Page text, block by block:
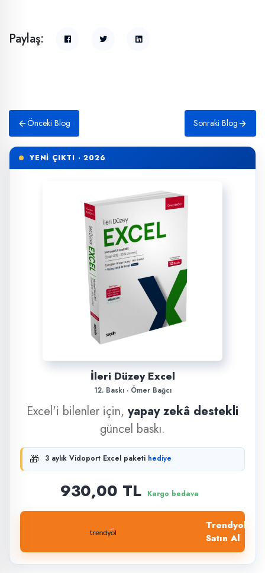
Paylaş:
Önceki Blog Sonraki Blog
YENİ ÇIKTI · 2026
İleri Düzey Excel
12. Baskı · Ömer Bağcı
Excel'i bilenler için, yapay zekâ destekli
güncel baskı.
🎁 3 aylık Vidoport Excel paketi hediye
930,00 TL Kargo bedava
Trendyol'dan
Satın Al